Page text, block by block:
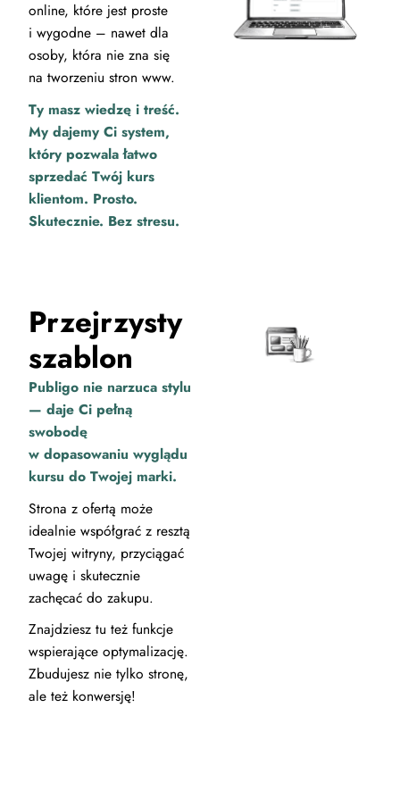
online, które jest proste
i wygodne – nawet dla
osoby, która nie zna się
na tworzeniu stron www.
Ty masz wiedzę i treść.
My dajemy Ci system,
który pozwala łatwo
sprzedać Twój kurs
klientom. Prosto.
Skutecznie. Bez stresu.
Przejrzysty
szablon
Publigo nie narzuca stylu
— daje Ci pełną
swobodę
w dopasowaniu wyglądu
kursu do Twojej marki.
Strona z ofertą może
idealnie współgrać z resztą
Twojej witryny, przyciągać
uwagę i skutecznie
zachęcać do zakupu.
Znajdziesz tu też funkcje
wspierające optymalizację.
Zbudujesz nie tylko stronę,
ale też konwersję!